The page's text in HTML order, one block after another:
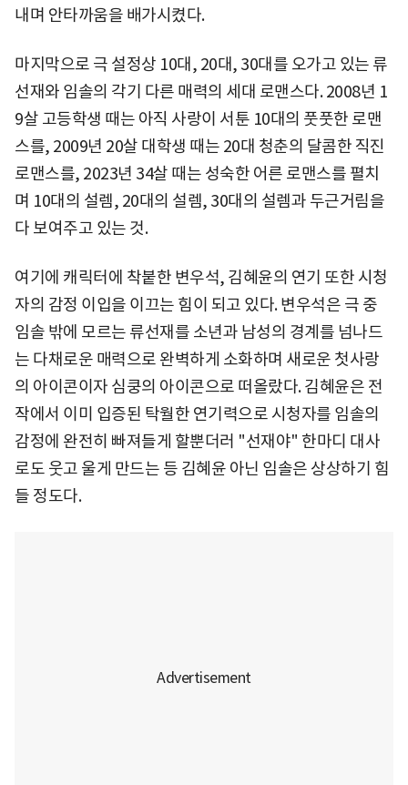
내며 안타까움을 배가시켰다.
마지막으로 극 설정상 10대, 20대, 30대를 오가고 있는 류
선재와 임솔의 각기 다른 매력의 세대 로맨스다. 2008년 1
9살 고등학생 때는 아직 사랑이 서툰 10대의 풋풋한 로맨
스를, 2009년 20살 대학생 때는 20대 청춘의 달콤한 직진
로맨스를, 2023년 34살 때는 성숙한 어른 로맨스를 펼치
며 10대의 설렘, 20대의 설렘, 30대의 설렘과 두근거림을
다 보여주고 있는 것.
여기에 캐릭터에 착붙한 변우석, 김혜윤의 연기 또한 시청
자의 감정 이입을 이끄는 힘이 되고 있다. 변우석은 극 중
임솔 밖에 모르는 류선재를 소년과 남성의 경계를 넘나드
는 다채로운 매력으로 완벽하게 소화하며 새로운 첫사랑
의 아이콘이자 심쿵의 아이콘으로 떠올랐다. 김혜윤은 전
작에서 이미 입증된 탁월한 연기력으로 시청자를 임솔의
감정에 완전히 빠져들게 할뿐더러 "선재야" 한마디 대사
로도 웃고 울게 만드는 등 김혜윤 아닌 임솔은 상상하기 힘
들 정도다.